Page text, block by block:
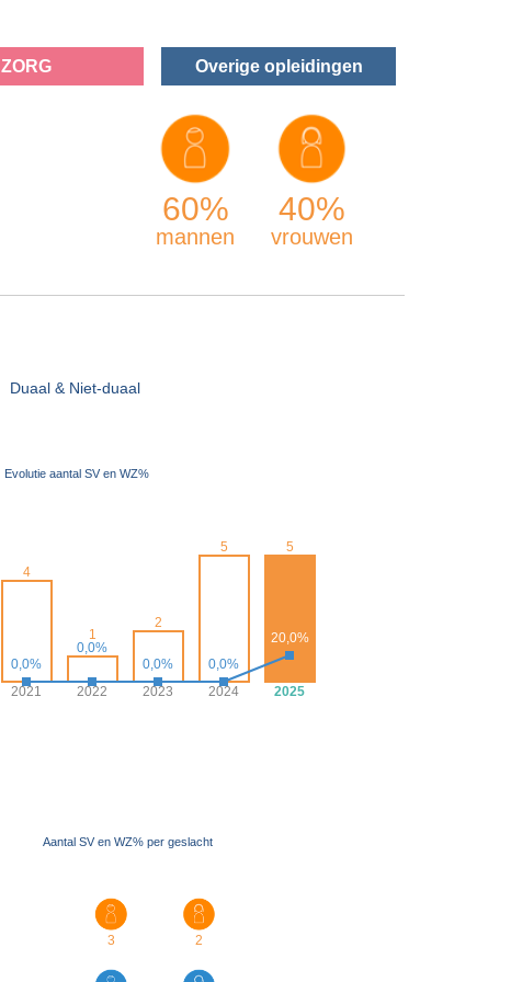
ZORG Overige opleidingen
60% 40%
mannen vrouwen
Duaal & Niet-duaal
Evolutie aantal SV en WZ%
0,0%
0,0%
0,0%
0,0%
20,0%
4
1
2
5 5
2021 2022 2023 2024 2025
Aantal SV en WZ% per geslacht
2
3